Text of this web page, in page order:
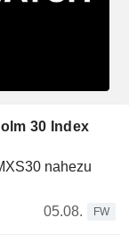
30 Index
nahezu
05.08.
FW